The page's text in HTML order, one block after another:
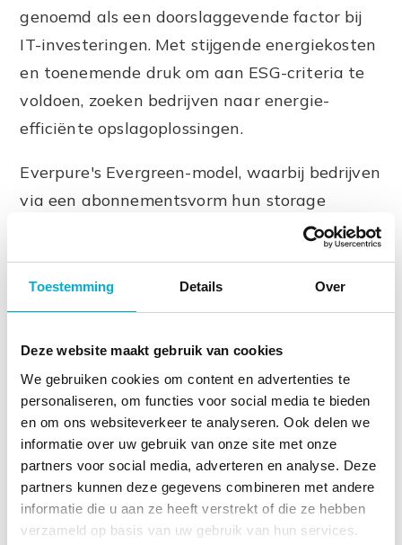
Toestemming Details Over
Deze website maakt gebruik van cookies
We gebruiken cookies om content en advertenties te
personaliseren, om functies voor social media te bieden
en om ons websiteverkeer te analyseren. Ook delen we
informatie over uw gebruik van onze site met onze
partners voor social media, adverteren en analyse. Deze
partners kunnen deze gegevens combineren met andere
informatie die u aan ze heeft verstrekt of die ze hebben
verzameld op basis van uw gebruik van hun services.
genoemd als een doorslaggevende factor bij
IT-investeringen. Met stijgende energiekosten
en toenemende druk om aan ESG-criteria te
voldoen, zoeken bedrijven naar energie-
efficiënte opslagoplossingen.
Everpure's Evergreen-model, waarbij bedrijven
via een abonnementsvorm hun storage
continu kunnen upgraden zonder verouderde
interessante oplossing genoemd. De vraag
blijft echter hoe bedrijven de balans kunnen
prestaties.
Conclusie: de weg vooruit
De roundtable bevestigde dat AI, dataopslag
en security onlosmakelijk met elkaar